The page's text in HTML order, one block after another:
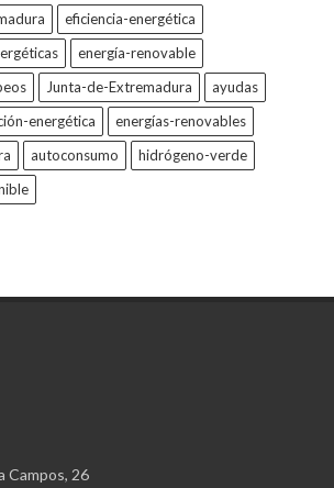
eficiencia-energética
energía-renovable
Junta-de-Extremadura
ayudas
energética
energías-renovables
autoconsumo
hidrógeno-verde
Campos, 26